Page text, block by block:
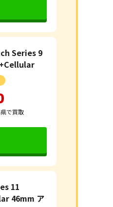
Series 9
で買取
11
46mm ア